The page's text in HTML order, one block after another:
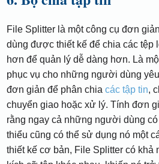
File Splitter là một công cụ đơn
dùng được thiết kế để chia các tệp
hơn để quản lý dễ dàng hơn. Là
phục vụ cho những người dùng
đơn giản để phân chiacác tập tin,
chuyển giao hoặc xử lý. Tính đơn
rằng ngay cả những người dùng có
thiểu cũng có thể sử dụng nó một
thiết kế cơ bản, File Splitter có khả